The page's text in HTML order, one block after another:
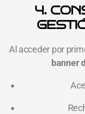
4.
Al acceder por
banner